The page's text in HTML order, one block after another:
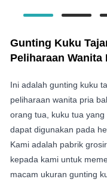
Gunting Kuku
Peliharaan Wanita
Ini adalah gunting kuku
peliharaan wanita pria
orang tua, kuku tua
dapat digunakan pada
Kami adalah pabrik
kepada kami untuk
macam ukuran gunting